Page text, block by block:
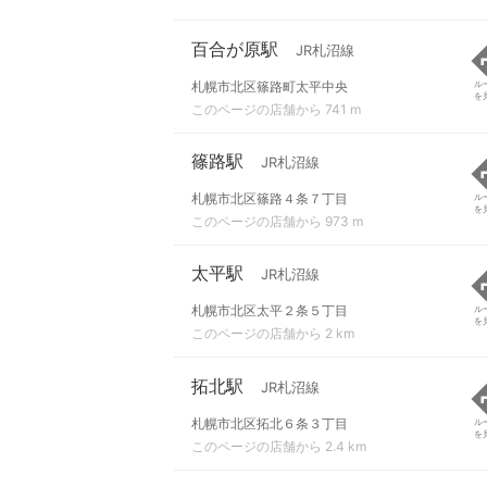
百合が原駅 JR札沼線
札幌市北区篠路町太平中央
このページの店舗から 741 m
ル
を
篠路駅 JR札沼線
札幌市北区篠路４条７丁目
このページの店舗から 973 m
ル
を
太平駅 JR札沼線
札幌市北区太平２条５丁目
このページの店舗から 2 km
ル
を
拓北駅 JR札沼線
札幌市北区拓北６条３丁目
このページの店舗から 2.4 km
ル
を